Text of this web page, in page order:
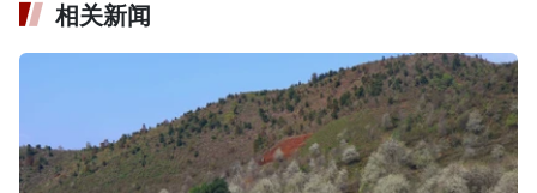
相关新闻